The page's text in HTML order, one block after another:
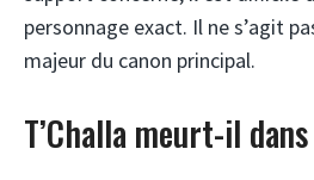
personnage exact. Il ne s’agit
majeur du canon principal.
T’Challa meurt-il